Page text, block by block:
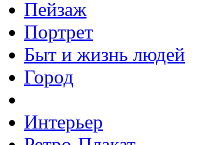
Пейзаж
Портрет
Быт и жизнь людей
Город
Интерьер